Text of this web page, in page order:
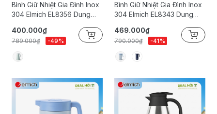
Bình Giữ Nhiệt Gia Đình Inox
304 Elmich EL8356 Dung
400.000₫
789.000₫ -49%
Bình Giữ Nhiệt Gia Đình Inox
304 Elmich EL8343 Dung
469.000₫
790.000₫ -41%